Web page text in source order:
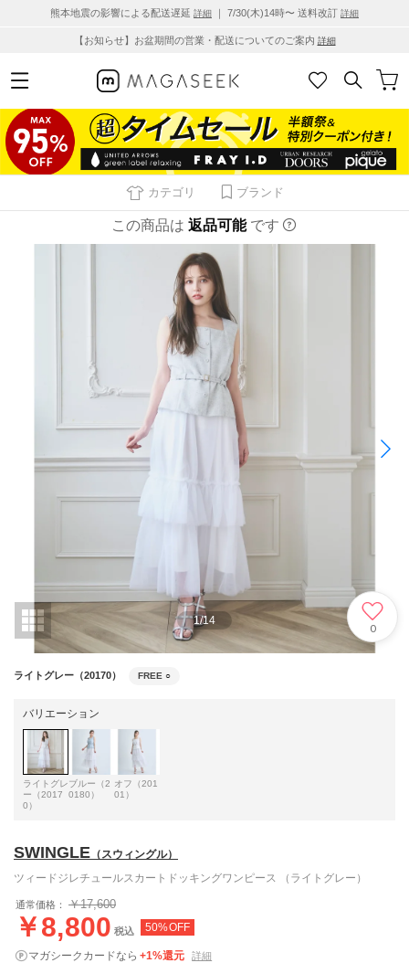
熊本地震の影響による配送遅延 詳細 ｜ 7/30(木)14時〜 送料改訂 詳細
【お知らせ】お盆期間の営業・配送についてのご案内 詳細
カテゴリ ブランド
この商品は 返品可能 です
1/14
0
ライトグレー（20170） FREE ○
バリエーション
ライトグレ
ー（2017
0）
ブルー（2
0180）
オフ（201
01）
SWINGLE （スウィングル）
ツィードジレチュールスカートドッキングワンピース （ライトグレー）
通常価格： ￥17,600
￥8,800 税込 50%OFF
マガシークカードなら +1%還元 詳細